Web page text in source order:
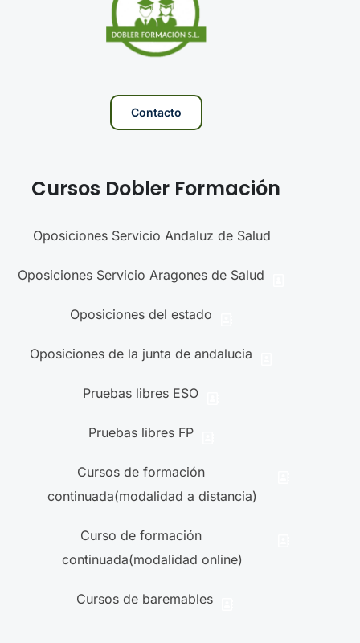
Contacto
Cursos Dobler Formación
Oposiciones Servicio Andaluz de Salud
Oposiciones Servicio Aragones de Salud
Oposiciones del estado
Oposiciones de la junta de andalucia
Pruebas libres ESO
Pruebas libres FP
Cursos de formación
continuada(modalidad a distancia)
Curso de formación
continuada(modalidad online)
Cursos de baremables